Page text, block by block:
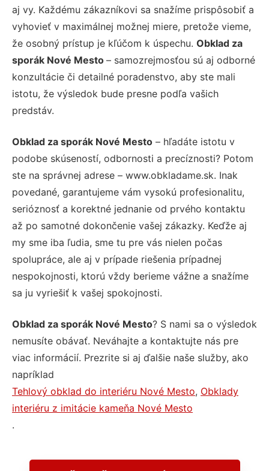
aj vy. Každému zákazníkovi sa snažíme prispôsobiť a
vyhovieť v maximálnej možnej miere, pretože vieme,
že osobný prístup je kľúčom k úspechu. Obklad za
sporák Nové Mesto – samozrejmosťou sú aj odborné
konzultácie či detailné poradenstvo, aby ste mali
istotu, že výsledok bude presne podľa vašich
predstáv.
Obklad za sporák Nové Mesto – hľadáte istotu v
podobe skúseností, odbornosti a precíznosti? Potom
ste na správnej adrese – www.obkladame.sk. Inak
povedané, garantujeme vám vysokú profesionalitu,
serióznosť a korektné jednanie od prvého kontaktu
až po samotné dokončenie vašej zákazky. Keďže aj
my sme iba ľudia, sme tu pre vás nielen počas
spolupráce, ale aj v prípade riešenia prípadnej
nespokojnosti, ktorú vždy berieme vážne a snažíme
sa ju vyriešiť k vašej spokojnosti.
Obklad za sporák Nové Mesto? S nami sa o výsledok
nemusíte obávať. Neváhajte a kontaktujte nás pre
viac informácií. Prezrite si aj ďalšie naše služby, ako
napríklad
Tehlový obklad do interiéru Nové Mesto, Obklady
interiéru z imitácie kameňa Nové Mesto
.